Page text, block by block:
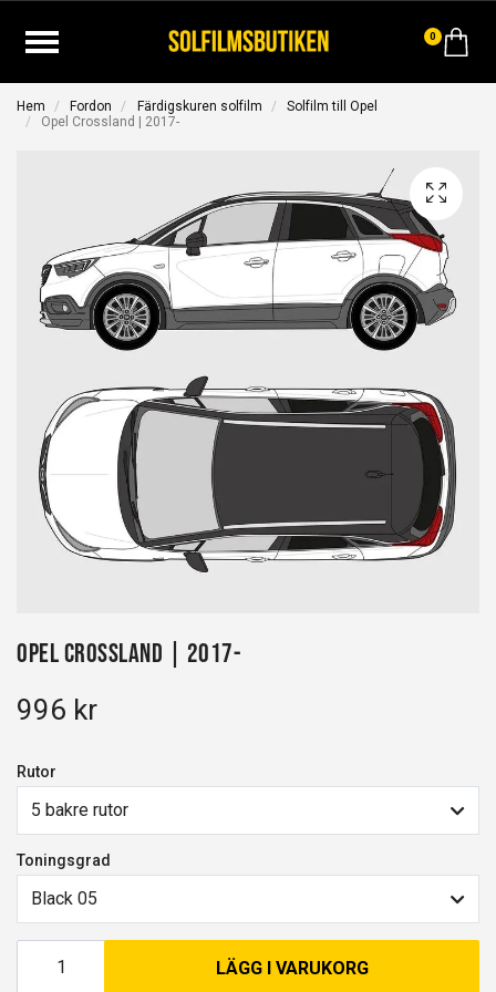
0
Hem Fordon Färdigskuren solfilm
Solfilm till Opel
Opel Crossland | 2017-
Opel Crossland | 2017-
996 kr
Rutor
5 bakre rutor
Toningsgrad
Black 05
LÄGG I VARUKORG